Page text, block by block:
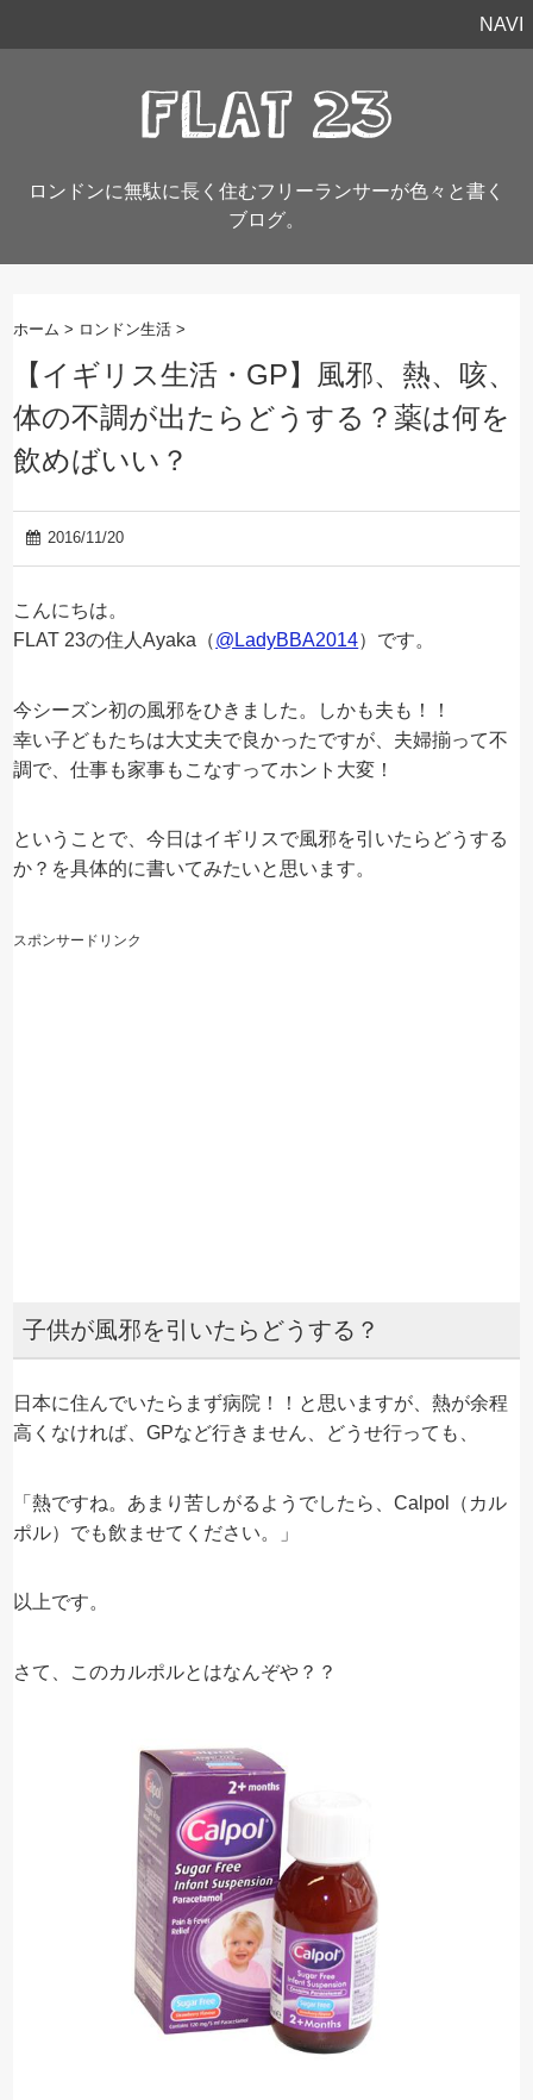
NAVI
ロンドンに無駄に長く住むフリーランサーが色々と書く
ブログ。
ホーム > ロンドン生活 >
【イギリス生活・GP】風邪、熱、咳、
体の不調が出たらどうする？薬は何を
飲めばいい？
2016/11/20
こんにちは。
FLAT 23の住人Ayaka（@LadyBBA2014）です。
今シーズン初の風邪をひきました。しかも夫も！！
幸い子どもたちは大丈夫で良かったですが、夫婦揃って不
調で、仕事も家事もこなすってホント大変！
ということで、今日はイギリスで風邪を引いたらどうする
か？を具体的に書いてみたいと思います。
スポンサードリンク
子供が風邪を引いたらどうする？
日本に住んでいたらまず病院！！と思いますが、熱が余程
高くなければ、GPなど行きません、どうせ行っても、
「熱ですね。あまり苦しがるようでしたら、Calpol（カル
ポル）でも飲ませてください。」
以上です。
さて、このカルポルとはなんぞや？？